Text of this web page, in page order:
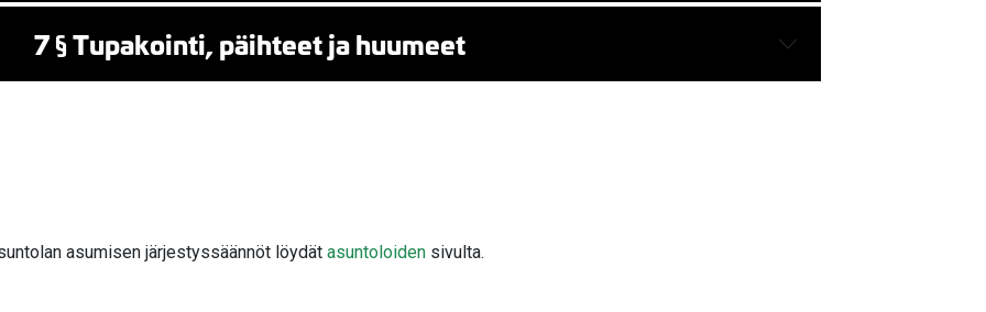
7 § Tupakointi, päihteet ja huumeet
asumisen järjestyssäännöt löydät asuntoloiden sivulta.